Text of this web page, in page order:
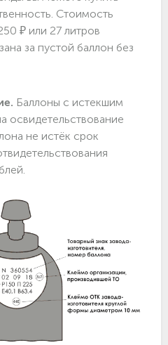
Стоимость
₽ или 27 литров
за пустой баллон без
Баллоны с истекшим
освидетельствование
не истёк срок